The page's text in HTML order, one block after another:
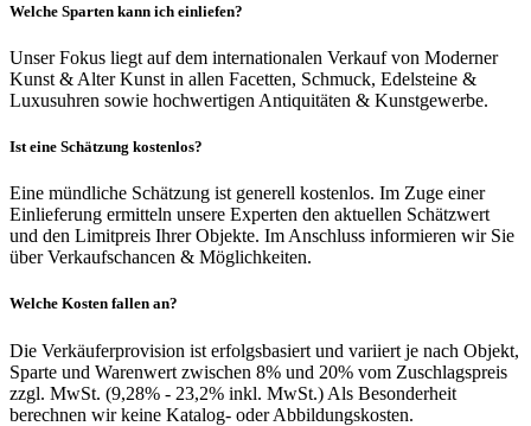
Welche Sparten kann ich einliefen?
Unser Fokus liegt auf dem internationalen Verkauf von Moderner
Kunst & Alter Kunst in allen Facetten, Schmuck, Edelsteine &
Luxusuhren sowie hochwertigen Antiquitäten & Kunstgewerbe.
Ist eine Schätzung kostenlos?
Eine mündliche Schätzung ist generell kostenlos. Im Zuge einer
Einlieferung ermitteln unsere Experten den aktuellen Schätzwert
und den Limitpreis Ihrer Objekte. Im Anschluss informieren wir Sie
über Verkaufschancen & Möglichkeiten.
Welche Kosten fallen an?
Die Verkäuferprovision ist erfolgsbasiert und variiert je nach Objekt,
Sparte und Warenwert zwischen 8% und 20% vom Zuschlagspreis
zzgl. MwSt. (9,28% - 23,2% inkl. MwSt.) Als Besonderheit
berechnen wir keine Katalog- oder Abbildungskosten.